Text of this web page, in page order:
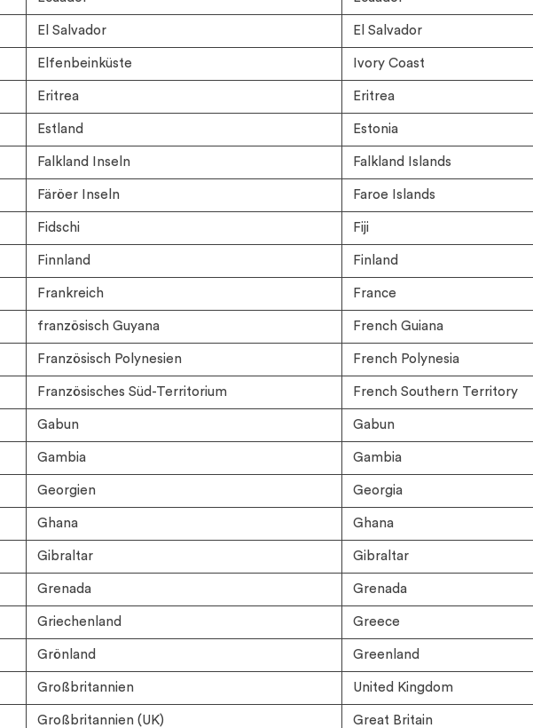
El Salvador El Salvador
Elfenbeinküste Ivory Coast
Eritrea Eritrea
Estland Estonia
Falkland Inseln Falkland Islands
Färöer Inseln Faroe Islands
Fidschi Fiji
Finnland Finland
Frankreich France
französisch Guyana French Guiana
Französisch Polynesien French Polynesia
Französisches Süd-Territorium French Southern Territory
Gabun Gabun
Gambia Gambia
Georgien Georgia
Ghana Ghana
Gibraltar Gibraltar
Grenada Grenada
Griechenland Greece
Grönland Greenland
Großbritannien United Kingdom
Großbritannien (UK) Great Britain